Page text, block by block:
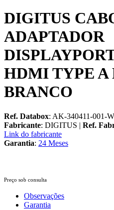
DIGITUS
ADAPTADOR
HDMI TYPE A
BRANCO
Ref. Databox: AK-340411-001-W
Fabricante: DIGITUS | Ref.
Link do fabricante
Garantia: 24 Meses
Preço sob consulta
Observações
Garantia